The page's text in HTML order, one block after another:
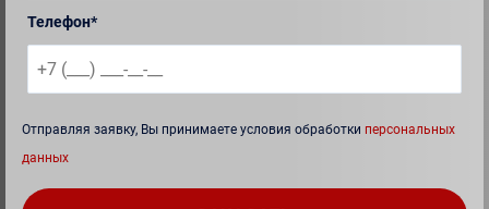
Телефон*
Отправляя заявку, Вы принимаете условия обработки персональных
данных